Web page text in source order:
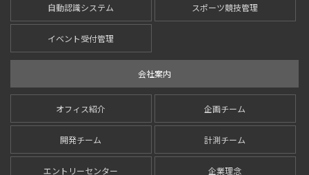
自動認識システム スポーツ競技管理
イベント受付管理
会社案内
オフィス紹介 企画チーム
開発チーム 計測チーム
エントリーセンター 企業理念